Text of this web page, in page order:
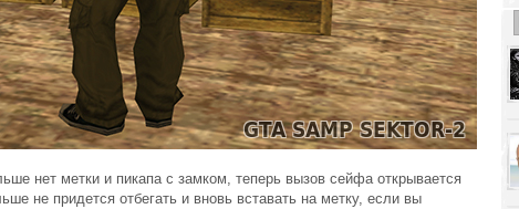
нет метки и пикапа с замком, теперь вызов сейфа открывается
не придется отбегать и вновь вставать на метку, если вы